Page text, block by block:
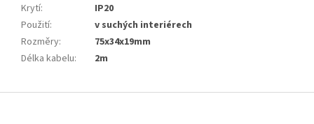
Krytí:
IP20
Použití:
v suchých interiérech
Rozměry:
75x34x19mm
Délka kabelu: 2m